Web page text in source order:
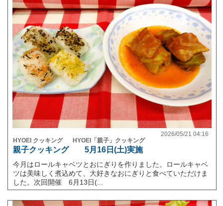
2026/05/21 04:16
HYOEI クッキング
HYOEI「親子」クッキング
親子クッキング 5月16日(土)実施
今月はロールキャベツとおにぎりを作りました。ロールキャベ
ツは美味しく煮込めて、大好きなおにぎりと食べていただけま
した。次回開催 6月13日(...